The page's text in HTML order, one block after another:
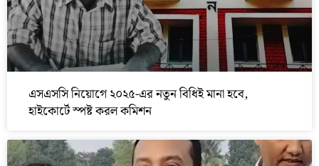
এসএসসি নিয়োগে ২০২৫-এর নতুন বিধিই মানা হবে,
হাইকোর্টে স্পষ্ট করল কমিশন